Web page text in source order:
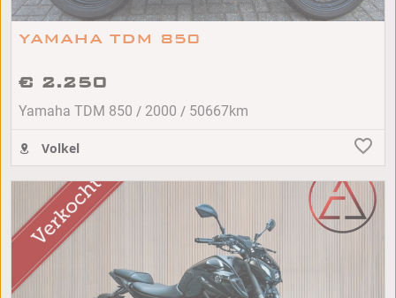
YAMAHA TDM 850
€ 2.250
Yamaha TDM 850 / 2000 / 50667km
Volkel